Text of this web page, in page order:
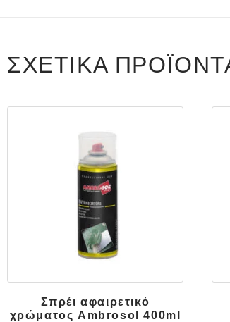
ΣΧΕΤΙΚΆ
Σπρέι αφαιρετικό
χρώματος Ambrosol 400ml